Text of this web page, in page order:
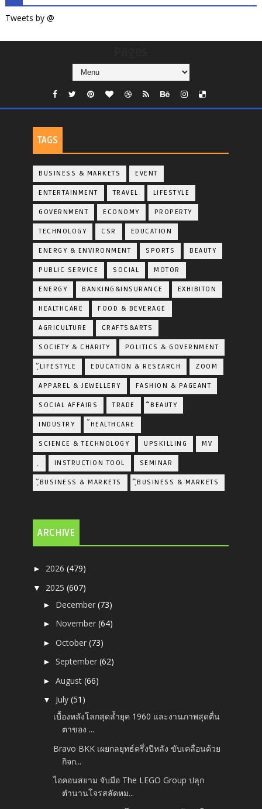
Tweets by @
TAGS
BUSINESS & MARKETS EVENT
ENTERTAINMENT TRAVEL LIFESTYLE
GOVERNMENT ECONOMY PROPERTY
TECHNOLOGY CSR EDUCATION
ENERGY & ENVIRONMENT SPORTS BEAUTY
PUBLIC SERVICE SOCIAL MOTOR
ENERGY BANKING&INSURANCE EXHIBITON
HEALTHCARE FOOD & BEVERAGE
AGRICULTURE CRAFTS&ARTS
SOCIETY & CHARITY POLITICS & GOVERNMENT
ฺัLIFESTYLE EDUCATION & RESEARCH ZOOM
APPAREL & JEWELLERY FASHION & PAGEANT
SOCIAL AFFAIRS TRADE ิBEAUTY
INDUSTRY ้HEALTHCARE
SCIENCE & TECHNOLOGY UPSKILLING MV
INSTRUCTION TOOL SEMINAR
ฺัBUSINESS & MARKETS ฺิBUSINESS & MARKETS
ARCHIVE
► 2026(479)
▼ 2025(607)
► December(73)
► November(64)
►October(73)
►September(62)
►August(66)
▼ July(51)
เบื้องหลังโลกสุดล้ำยุค 1960 และงานภาพสุดตื่น
ตาของ ...
Bravo BKK เผยกลยุทธ์ครึ่งปีหลัง ขับเคลื่อนด้วย
กิจก...
ไอคอนสยาม จับมือ The LEGO Group ปลุก
ตำนานโจรสลัดหม...